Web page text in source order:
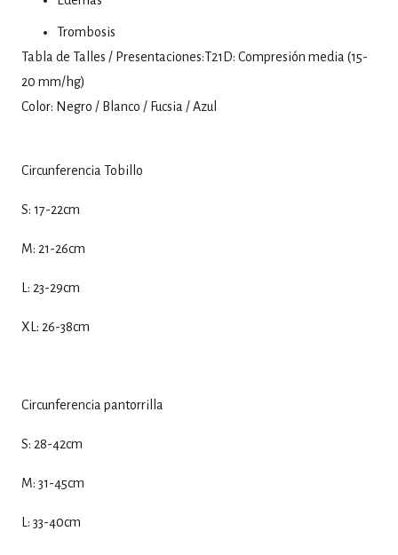
Trombosis
Tabla de Talles / Presentaciones:T21D: Compresión media (15-
20 mm/hg)
Color: Negro / Blanco / Fucsia / Azul
Circunferencia Tobillo
S: 17-22cm
M: 21-26cm
L: 23-29cm
XL: 26-38cm
Circunferencia pantorrilla
S: 28-42cm
M: 31-45cm
L: 33-40cm